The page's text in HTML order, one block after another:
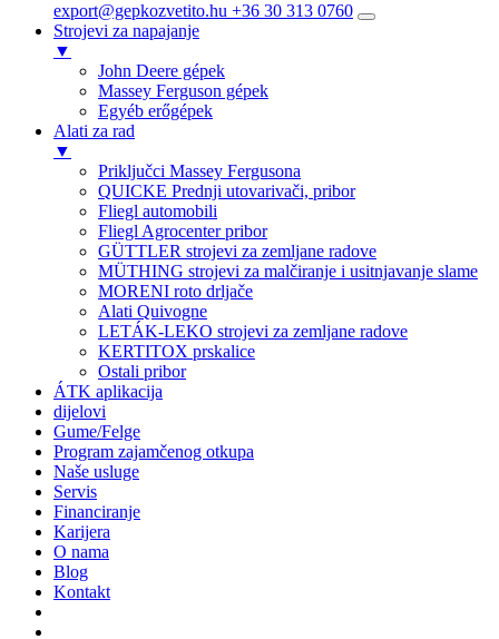
export@gepkozvetito.hu +36 30 313 0760
Strojevi za napajanje
▼
John Deere gépek
Massey Ferguson gépek
Egyéb erőgépek
Alati za rad
▼
Priključci Massey Fergusona
QUICKE Prednji utovarivači, pribor
Fliegl automobili
Fliegl Agrocenter pribor
GÜTTLER strojevi za zemljane radove
MÜTHING strojevi za malčiranje i usitnjavanje slame
MORENI roto drljače
Alati Quivogne
LETÁK-LEKO strojevi za zemljane radove
KERTITOX prskalice
Ostali pribor
ÁTK aplikacija
dijelovi
Gume/Felge
Program zajamčenog otkupa
Naše usluge
Servis
Financiranje
Karijera
O nama
Blog
Kontakt